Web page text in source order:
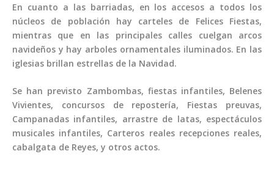
En cuanto a las barriadas, en los accesos a todos los
núcleos de población hay carteles de Felices Fiestas,
mientras que en las principales calles cuelgan arcos
navideños y hay arboles ornamentales iluminados. En las
iglesias brillan estrellas de la Navidad.
Se han previsto Zambombas, fiestas infantiles, Belenes
Vivientes, concursos de repostería, Fiestas preuvas,
Campanadas infantiles, arrastre de latas, espectáculos
musicales infantiles, Carteros reales recepciones reales,
cabalgata de Reyes, y otros actos.